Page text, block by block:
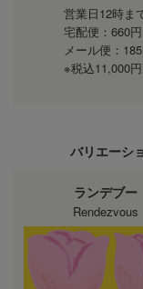
営業日12時ま
宅配便：660円
メール便：
※税込11,000
バリエーシ
ランデブー
Rendezvous